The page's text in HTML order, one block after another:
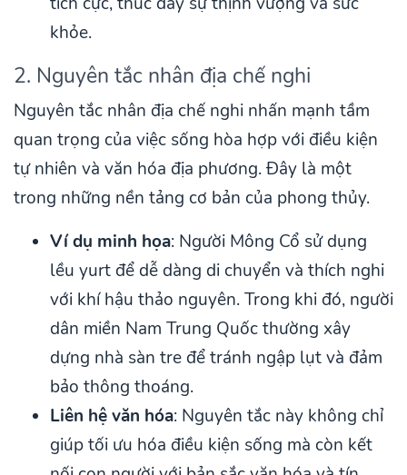
khỏe.
2. Nguyên tắc nhân địa chế nghi
Nguyên tắc nhân địa chế nghi nhấn mạnh tầm
quan trọng của việc sống hòa hợp với điều kiện
tự nhiên và văn hóa địa phương. Đây là một
trong những nền tảng cơ bản của phong thủy.
Ví dụ minh họa: Người Mông Cổ sử dụng
lều yurt để dễ dàng di chuyển và thích nghi
với khí hậu thảo nguyên. Trong khi đó, người
dân miền Nam Trung Quốc thường xây
dựng nhà sàn tre để tránh ngập lụt và đảm
bảo thông thoáng.
Liên hệ văn hóa: Nguyên tắc này không chỉ
giúp tối ưu hóa điều kiện sống mà còn kết